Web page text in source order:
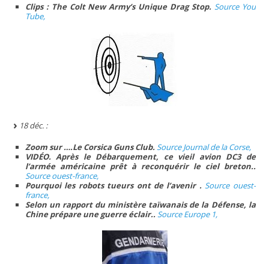
Clips : The Colt New Army’s Unique Drag Stop. Source You
Tube,
18 déc. :
Zoom sur ….Le Corsica Guns Club.Source Journal de la Corse,
VIDÉO. Après le Débarquement, ce vieil avion DC3 de
l’armée américaine prêt à reconquérir le ciel breton..
Source ouest-france,
Pourquoi les robots tueurs ont de l’avenir .Source ouest-
france,
Selon un rapport du ministère taïwanais de la Défense, la
Chine prépare une guerre éclair..Source Europe 1,